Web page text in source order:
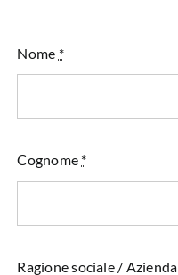
Nome *
Cognome *
Ragione sociale / Azienda